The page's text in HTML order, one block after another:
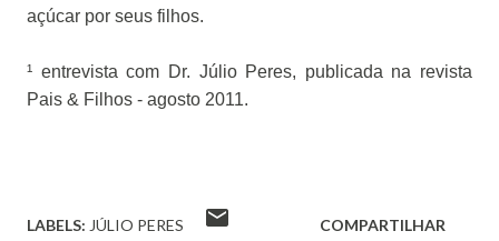
açúcar por seus filhos.
¹ entrevista com Dr. Júlio Peres, publicada na revista
Pais & Filhos - agosto 2011.
LABELS: JÚLIO PERES COMPARTILHAR